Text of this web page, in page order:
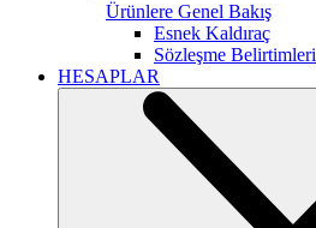
Ürünlere Genel Bakış
Esnek Kaldıraç
Sözleşme Belirtimleri
HESAPLAR